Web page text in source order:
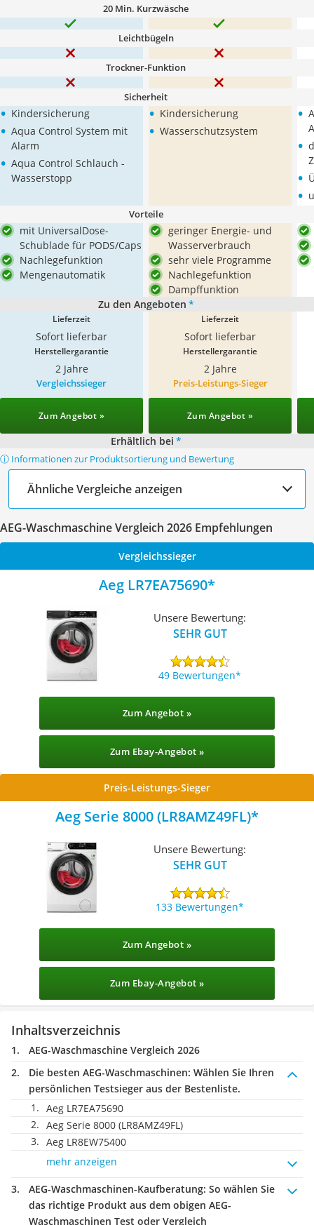
20 Min. Kurzwäsche
Leichtbügeln
Trockner-Funktion
Sicherheit
• Kindersicherung
• Aqua Control System mit
Alarm
• Aqua Control Schlauch -
Wasserstopp
• Kindersicherung
• Wasserschutzsystem
•
•
•
•
Vorteile
mit UniversalDose-
Schublade für PODS/Caps
Nachlegefunktion
Mengenautomatik
geringer Energie- und
Wasserverbrauch
sehr viele Programme
Nachlegefunktion
Dampffunktion
Zu den Angeboten *
Lieferzeit
Sofort lieferbar
Lieferzeit
Sofort lieferbar
Herstellergarantie
2 Jahre
Herstellergarantie
2 Jahre
Vergleichssieger
Zum Angebot »
Preis-Leistungs-Sieger
Zum Angebot »
Erhältlich bei *
ⓘ Informationen zur Produktsortierung und Bewertung
Ähnliche Vergleiche anzeigen
AEG-Waschmaschine Vergleich 2026 Empfehlungen
Vergleichssieger
Aeg LR7EA75690
Unsere Bewertung:
SEHR GUT
49 Bewertungen
Zum Angebot »
Zum Ebay-Angebot »
Preis-Leistungs-Sieger
Aeg Serie 8000 (LR8AMZ49FL)
Unsere Bewertung:
SEHR GUT
133 Bewertungen
Zum Angebot »
Zum Ebay-Angebot »
Inhaltsverzeichnis
AEG-Waschmaschine Vergleich 2026
Die besten AEG-Waschmaschinen: Wählen Sie Ihren
persönlichen Testsieger aus der Bestenliste.
Aeg LR7EA75690
Aeg Serie 8000 (LR8AMZ49FL)
Aeg LR8EW75400
mehr anzeigen
AEG-Waschmaschinen-Kaufberatung: So wählen Sie
das richtige Produkt aus dem obigen AEG-
Waschmaschinen Test oder Vergleich